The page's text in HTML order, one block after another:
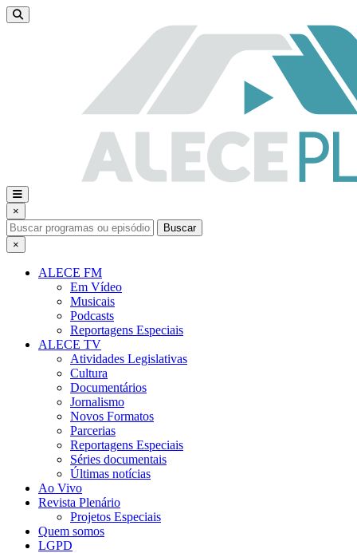
×
Buscar
×
ALECE FM
Em Vídeo
Musicais
Podcasts
Reportagens Especiais
ALECE TV
Atividades Legislativas
Cultura
Documentários
Jornalismo
Novos Formatos
Parcerias
Reportagens Especiais
Séries documentais
Últimas notícias
Ao Vivo
Revista Plenário
Projetos Especiais
Quem somos
LGPD